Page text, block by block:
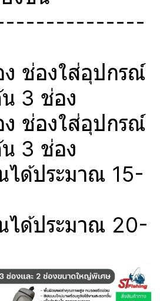
ช่องใส่อุปกรณ์
3 ช่อง
ช่องใส่อุปกรณ์
3 ช่อง
ได้ประมาณ 15-
ได้ประมาณ 20-